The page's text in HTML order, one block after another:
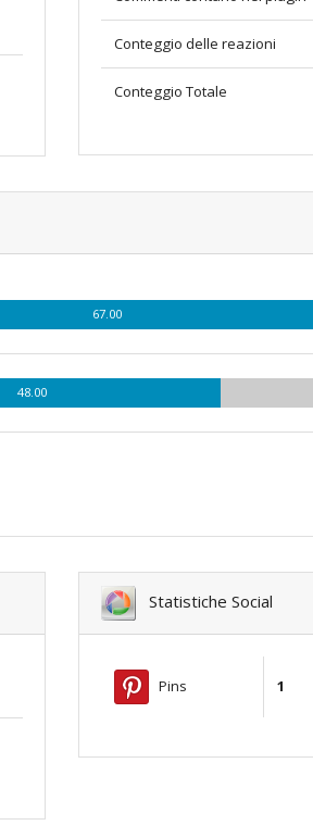
Conteggio delle reazioni
Conteggio Totale
67.00
48.00
Statistiche Social
Pins 1